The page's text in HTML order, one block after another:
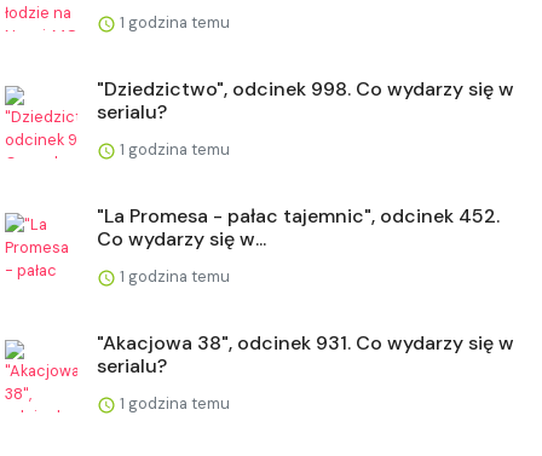
1 godzina temu
"Dziedzictwo", odcinek 998. Co wydarzy się w
serialu?
1 godzina temu
"La Promesa - pałac tajemnic", odcinek 452.
Co wydarzy się w...
1 godzina temu
"Akacjowa 38", odcinek 931. Co wydarzy się w
serialu?
1 godzina temu